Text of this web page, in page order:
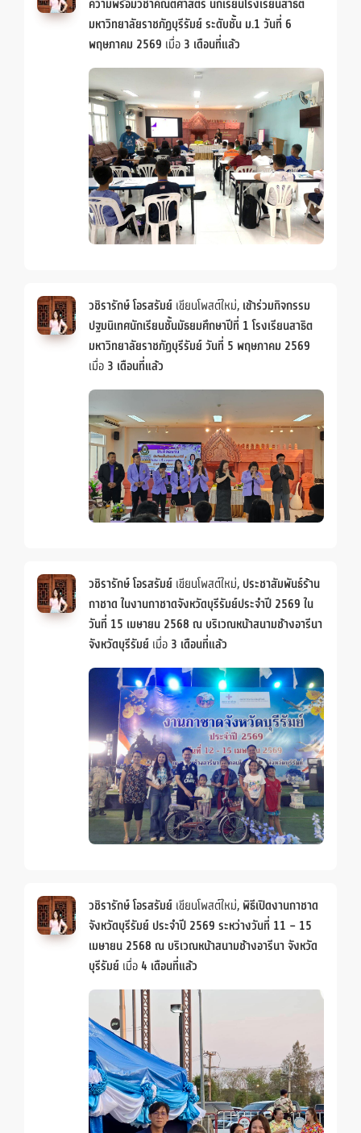
ความพร้อมวิชาคณิตศาสตร์ นักเรียนโรงเรียนสาธิต
มหาวิทยาลัยราชภัฏบุรีรัมย์ ระดับชั้น ม.1 วันที่ 6
พฤษภาคม 2569 เมื่อ 3 เดือนที่แล้ว
วชิรารักษ์ โอรสรัมย์ เขียนโพสต์ใหม่, เข้าร่วมกิจกรรม
ปฐมนิเทศนักเรียนชั้นมัธยมศึกษาปีที่ 1 โรงเรียนสาธิต
มหาวิทยาลัยราชภัฏบุรีรัมย์ วันที่ 5 พฤษภาคม 2569
เมื่อ 3 เดือนที่แล้ว
วชิรารักษ์ โอรสรัมย์ เขียนโพสต์ใหม่, ประชาสัมพันธ์ร้าน
กาชาด ในงานกาชาดจังหวัดบุรีรัมย์ประจำปี 2569 ใน
วันที่ 15 เมษายน 2568 ณ บริเวณหน้าสนามช้างอารีนา
จังหวัดบุรีรัมย์ เมื่อ 3 เดือนที่แล้ว
วชิรารักษ์ โอรสรัมย์ เขียนโพสต์ใหม่,พิธีเปิดงานกาชาด
จังหวัดบุรีรัมย์ ประจำปี 2569 ระหว่างวันที่ 11 – 15
เมษายน 2568 ณ บริเวณหน้าสนามช้างอารีนา จังหวัด
บุรีรัมย์ เมื่อ 4 เดือนที่แล้ว